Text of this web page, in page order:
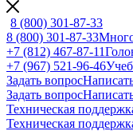
8 (800) 301-87-33
8 (800) 301-87-33
+7 (812) 467-87-11
+7 (967) 521-96-46
Задать вопрос
Задать вопрос
Техническая
Техническая